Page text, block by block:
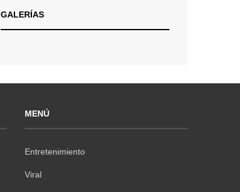
GALERÍAS
MENÚ
Entretenimiento
Viral